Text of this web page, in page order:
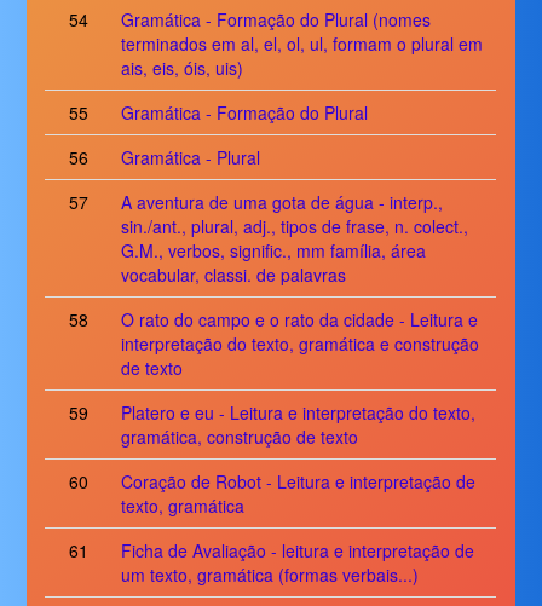
54
Gramática - Formação do Plural (nomes
terminados em al, el, ol, ul, formam o plural em
ais, eis, óis, uis)
55
Gramática - Formação do Plural
56
Gramática - Plural
57
A aventura de uma gota de água - interp.,
sin./ant., plural, adj., tipos de frase, n. colect.,
G.M., verbos, signific., mm família, área
vocabular, classi. de palavras
58
O rato do campo e o rato da cidade - Leitura e
interpretação do texto, gramática e construção
de texto
59
Platero e eu - Leitura e interpretação do texto,
gramática, construção de texto
60
Coração de Robot - Leitura e interpretação de
texto, gramática
61
Ficha de Avaliação - leitura e interpretação de
um texto, gramática (formas verbais...)